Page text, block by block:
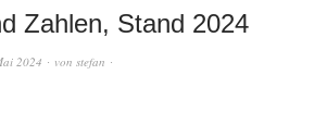
Zahlen, Stand 2024
2024 von stefan